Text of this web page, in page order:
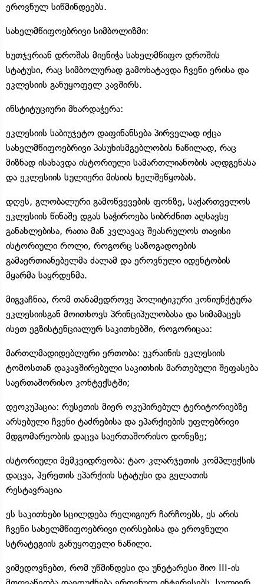
ეროვნულ სიწმინდეებს.
სახელმწიფოებრივი სიმბოლიზმი:
ხუთჯვრიან დროშას მიენიჭა სახელმწიფო დროშის
სტატუსი, რაც სიმბოლურად გამოხატავდა ჩვენი ერისა და
ეკლესიის განუყოფელ კავშირს.
ინსტიტუციური მხარდაჭერა:
ეკლესიის საბიუჯეტო დაფინანსება პირველად იქცა
სახელმწიფოებრივი პასუხისმგებლობის ნაწილად, რაც
მიზნად ისახავდა ისტორიული სამართლიანობის აღდგენასა
და ეკლესიის სულიერი მისიის ხელშეწყობას.
დღეს, გლობალური გამოწვევების ფონზე, საქართველოს
ეკლესიის წინაშე დგას საჭიროება სიბრძნით აღსავსე
განახლებისა, რათა მან კვლავაც შეასრულოს თავისი
ისტორიული როლი, როგორც საზოგადოების
გამაერთიანებელმა ძალამ და ეროვნული იდენტობის
მყარმა საყრდენმა.
მიგვაჩნია, რომ თანამედროვე პოლიტიკური კონიუნქტურა
ეკლესიისგან მოითხოვს პრინციპულობასა და სიმამაცეს
ისეთ ეგზისტენციალურ საკითხებში, როგორიცაა:
მართლმადიდებლური ერთობა: უკრაინის ეკლესიის
ტომოსთან დაკავშირებული საკითხის მართებული შეფასება
საერთაშორისო კონტექსტში;
დეოკუპაცია: რუსეთის მიერ ოკუპირებულ ტერიტორიებზე
არსებული ჩვენი ტაძრებისა და ეპარქიების უფლებრივი
მდგომარეობის დაცვა საერთაშორისო დონეზე;
ისტორიული მემკვიდრეობა: ტაო-კლარჯეთის კომპლექსის
დაცვა, ჰერეთის ეპარქიის სტატუსი და გელათის
რესტავრაცია
ეს საკითხები სცილდება რელიგიურ ჩარჩოებს, ეს არის
ჩვენი სახელმწიფოებრივი ღირსებისა და ეროვნული
სტრატეგიის განუყოფელი ნაწილი.
ვიმედოვნებთ, რომ უწმინდესი და უნეტარესი შიო III-ის